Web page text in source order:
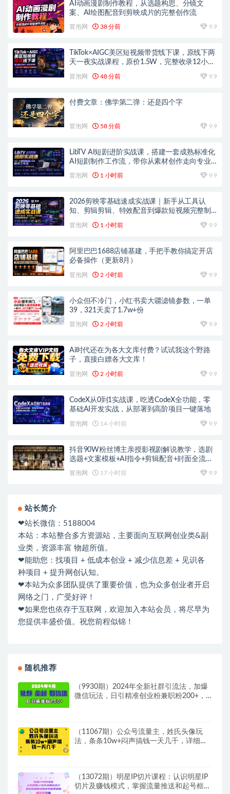
AI动画漫剧制作教程，从选题构思、分镜文
案、AI绘图配音到剪映成片的完整创作流
冒泡网 38 分前 9.9
TikTok×AIGC美区短视频带货线下课，原线下两
天一夜实战课程，原价1.5W，完整收录12小时
冒泡网 48 分前 9.9
付费文章：佛学第二弹：还是四个字
冒泡网 58 分前 9.9
LibTV AI短剧进阶实战课，搭建一套成熟标准化
AI短剧制作工作流，带你从素材创作走向专业
冒泡网 1 小时前 9.9
2026剪映零基础速成实战课｜新手从工具认
知、剪辑剪辑、特效配音到爆款短视频完整制
冒泡网 1 小时前 9.9
阿里巴巴1688店铺基建，手把手教你搞定开店
必备操作（更新8月）
冒泡网 2 小时前 9.9
小众但不冷门，小红书卖大疆滤镜参数，一单
39，321天卖了1.7w+份
冒泡网 2 小时前 9.9
Ai时代还在为各大文库付费？试试我这个野路
子，直接白嫖各大文库！
冒泡网 2 小时前 9.9
CodeX从0到1实战课，吃透CodeX全功能，零
基础AI开发实战，从部署到高阶项目一键落地
冒泡网 14 小时前 9.9
抖音90W粉丝博主亲授影视剧解说教学，选剧
选题+文案模板+AI指令+剪辑配音+封面全流程
冒泡网 17 小时前 9.9
站长简介
❤站长微信：5188004
本站：本站整合多方资源站，主要面向互联网创业类&副
业类，资源丰富 物超所值。
❤能助您：找项目 + 低成本创业 + 减少信息差 + 见识各
种项目 + 提升网创认知。
❤本站为众多团队提供了重要价值，也为众多创业者开启
网络之门，广受好评！
❤如果您也依存于互联网，欢迎加入本站会员，将尽早为
您提供丰盛价值。祝您前程似锦！
随机推荐
（9930期）2024年全新社群引流法，加爆
微信玩法，日引精准创业粉兼职粉200+，
（11067期）公众号流量主，姓氏头像玩
法，条条10w+闷声搞钱一天几千，详细教
（13072期）明星IP切片课程：认识明星IP
切片及赚钱模式，掌握流量推送和起号框架